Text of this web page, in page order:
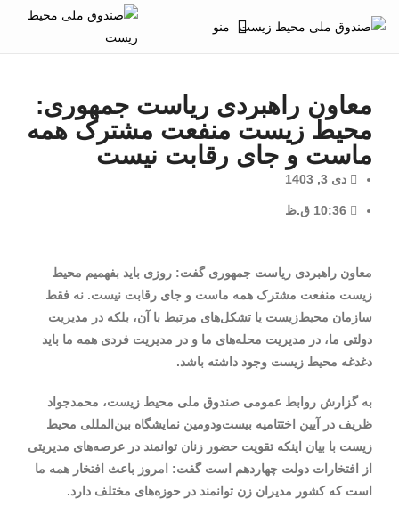
منو
معاون راهبردی ریاست جمهوری:
محیط زیست منفعت مشترک همه
ماست و جای رقابت نیست
دی 3, 1403
10:36 ق.ظ
معاون راهبردی ریاست جمهوری گفت: روزی باید بفهمیم محیط
زیست منفعت مشترک همه ماست و جای رقابت نیست. نه فقط
سازمان محیط‌زیست یا تشکل‌های مرتبط با آن، بلکه در مدیریت
دولتی ما، در مدیریت محله‌های ما و در مدیریت فردی همه ما باید
دغدغه محیط زیست وجود داشته باشد.
به گزارش روابط عمومی صندوق ملی محیط زیست، محمدجواد
ظریف در آیین اختتامیه بیست‌ودومین نمایشگاه بین‌المللی محیط
زیست با بیان اینکه تقویت حضور زنان توانمند در عرصه‌های مدیریتی
از افتخارات دولت چهاردهم است گفت: امروز باعث افتخار همه ما
است که کشور مدیران زن توانمند در حوزه‌های مختلف دارد.